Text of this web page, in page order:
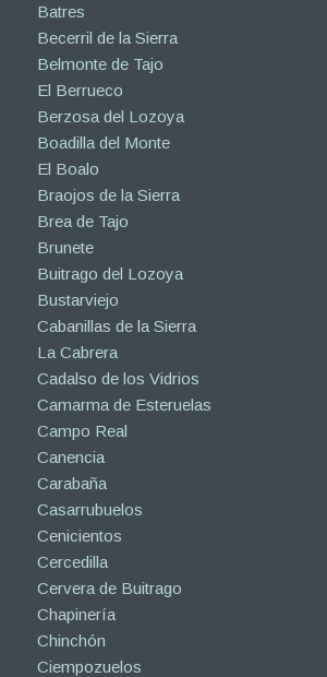
Batres
Becerril de la Sierra
Belmonte de Tajo
El Berrueco
Berzosa del Lozoya
Boadilla del Monte
El Boalo
Braojos de la Sierra
Brea de Tajo
Brunete
Buitrago del Lozoya
Bustarviejo
Cabanillas de la Sierra
La Cabrera
Cadalso de los Vidrios
Camarma de Esteruelas
Campo Real
Canencia
Carabaña
Casarrubuelos
Cenicientos
Cercedilla
Cervera de Buitrago
Chapinería
Chinchón
Ciempozuelos